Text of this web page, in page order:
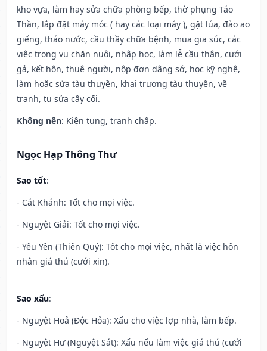
kho vựa, làm hay sửa chữa phòng bếp, thờ phụng Táo
Thần, lắp đặt máy móc ( hay các loại máy ), gặt lúa, đào ao
giếng, tháo nước, cầu thầy chữa bệnh, mua gia súc, các
việc trong vụ chăn nuôi, nhập học, làm lễ cầu thân, cưới
gả, kết hôn, thuê người, nộp đơn dâng sớ, học kỹ nghệ,
làm hoặc sửa tàu thuyền, khai trương tàu thuyền, vẽ
tranh, tu sửa cây cối.
Không nên: Kiện tụng, tranh chấp.
Ngọc Hạp Thông Thư
Sao tốt:
- Cát Khánh: Tốt cho mọi việc.
- Nguyệt Giải: Tốt cho mọi việc.
- Yếu Yên (Thiên Quý): Tốt cho mọi việc, nhất là việc hôn
nhân giá thú (cưới xin).
Sao xấu:
- Nguyệt Hoả (Độc Hỏa): Xấu cho việc lợp nhà, làm bếp.
- Nguyệt Hư (Nguyệt Sát): Xấu nếu làm việc giá thú (cưới